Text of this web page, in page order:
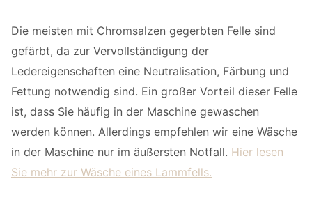
Die meisten mit Chromsalzen gegerbten Felle sind
gefärbt, da zur Vervollständigung der
Ledereigenschaften eine Neutralisation, Färbung und
Fettung notwendig sind. Ein großer Vorteil dieser Felle
ist, dass Sie häufig in der Maschine gewaschen
werden können. Allerdings empfehlen wir eine Wäsche
in der Maschine nur im äußersten Notfall. Hier lesen
Sie mehr zur Wäsche eines Lammfells.